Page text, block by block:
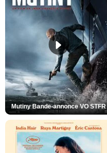
Mutiny Bande-annonce VO STFR